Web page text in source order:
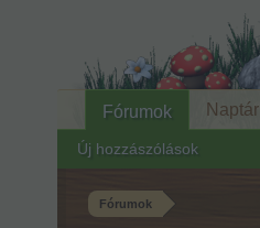
Fórumok
Fórumok
Új hozzászólások
Naptár